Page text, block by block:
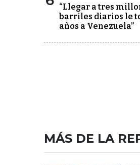
“Llegar a tres
barriles diarios le
años a Venezuela”
MÁS DE LA